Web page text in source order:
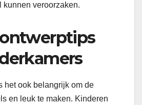
kunnen veroorzaken.
het ook belangrijk om de
en leuk te maken. Kinderen